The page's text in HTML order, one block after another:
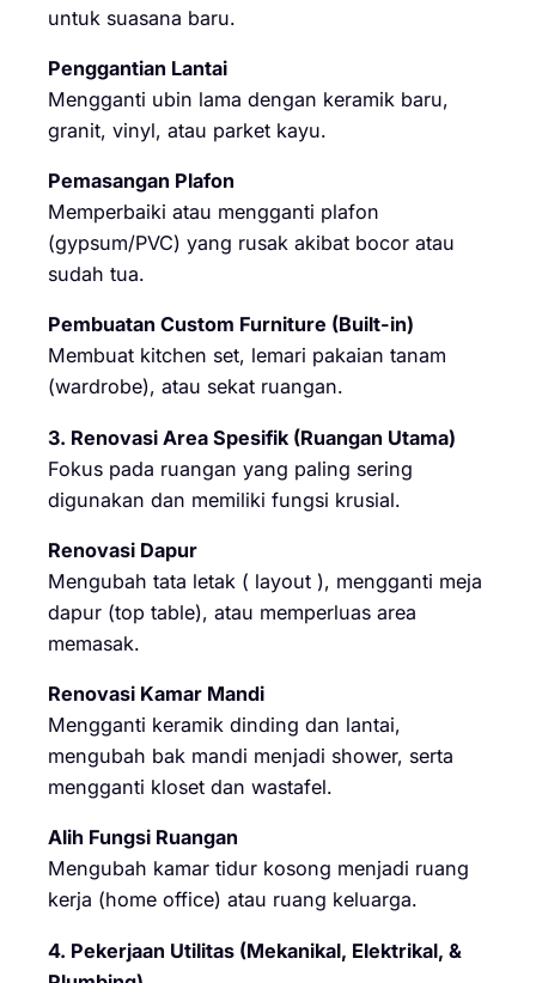
untuk suasana baru.
Penggantian Lantai
Mengganti ubin lama dengan keramik baru,
granit, vinyl, atau parket kayu.
Pemasangan Plafon
Memperbaiki atau mengganti plafon
(gypsum/PVC) yang rusak akibat bocor atau
sudah tua.
Pembuatan Custom Furniture (Built-in)
Membuat kitchen set, lemari pakaian tanam
(wardrobe), atau sekat ruangan.
3. Renovasi Area Spesifik (Ruangan Utama)
Fokus pada ruangan yang paling sering
digunakan dan memiliki fungsi krusial.
Renovasi Dapur
Mengubah tata letak ( layout ), mengganti meja
dapur (top table), atau memperluas area
memasak.
Renovasi Kamar Mandi
Mengganti keramik dinding dan lantai,
mengubah bak mandi menjadi shower, serta
mengganti kloset dan wastafel.
Alih Fungsi Ruangan
Mengubah kamar tidur kosong menjadi ruang
kerja (home office) atau ruang keluarga.
4. Pekerjaan Utilitas (Mekanikal, Elektrikal, &